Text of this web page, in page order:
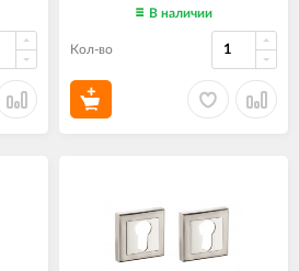
В наличии
Кол-во